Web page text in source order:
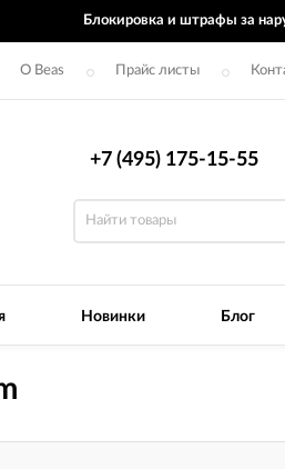
Блокировка и штрафы за
О Beas Прайс листы
+7 (495) 175-15-55
Новинки Блог